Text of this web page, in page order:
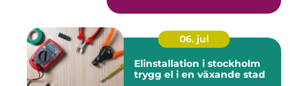
06. jul
Elinstallation i stockholm
trygg el i en växande stad